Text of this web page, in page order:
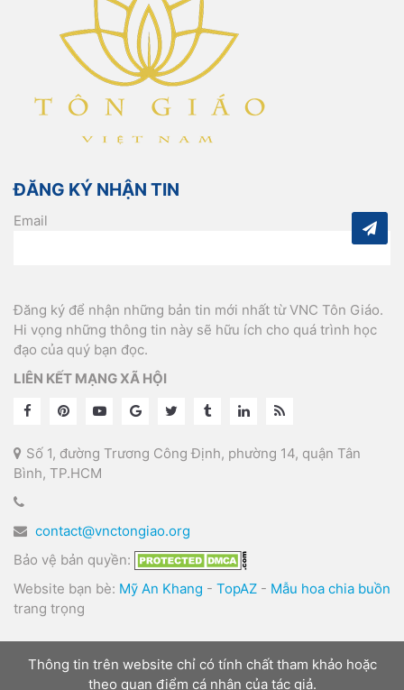
ĐĂNG KÝ NHẬN TIN
Email
Đăng ký để nhận những bản tin mới nhất từ VNC Tôn Giáo.
Hi vọng những thông tin này sẽ hữu ích cho quá trình học
đạo của quý bạn đọc.
LIÊN KẾT MẠNG XÃ HỘI
Số 1, đường Trương Công Định, phường 14, quận Tân
Bình, TP.HCM
contact@vnctongiao.org
Bảo vệ bản quyền:
Website bạn bè: Mỹ An Khang - TopAZ - Mẫu hoa chia buồn
trang trọng
Thông tin trên website chỉ có tính chất tham khảo hoặc
theo quan điểm cá nhân của tác giả.